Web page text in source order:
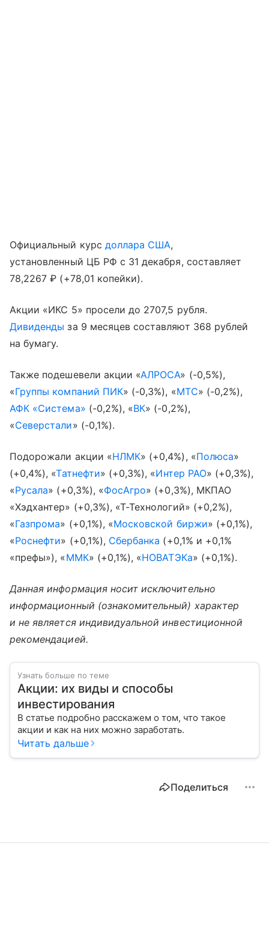
Официальный курс доллара США,
установленный ЦБ РФ с 31 декабря, составляет
78,2267 ₽ (+78,01 копейки).
Акции «ИКС 5» просели до 2707,5 рубля.
Дивиденды за 9 месяцев составляют 368 рублей
на бумагу.
Также подешевели акции «АЛРОСА» (-0,5%),
«Группы компаний ПИК» (-0,3%), «МТС» (-0,2%),
АФК «Система» (-0,2%), «ВК» (-0,2%),
«Северстали» (-0,1%).
Подорожали акции «НЛМК» (+0,4%), «Полюса»
(+0,4%), «Татнефти» (+0,3%), «Интер РАО» (+0,3%),
«Русала» (+0,3%), «ФосАгро» (+0,3%), МКПАО
«Хэдхантер» (+0,3%), «Т-Технологий» (+0,2%),
«Газпрома» (+0,1%), «Московской биржи» (+0,1%),
«Роснефти» (+0,1%), Сбербанка (+0,1% и +0,1%
«префы»), «ММК» (+0,1%), «НОВАТЭКа» (+0,1%).
Данная информация носит исключительно
информационный (ознакомительный) характер
и не является индивидуальной инвестиционной
рекомендацией.
Узнать больше по теме
Акции: их виды и способы
инвестирования
В статье подробно расскажем о том, что такое
акции и как на них можно заработать.
Читать дальше
Поделиться